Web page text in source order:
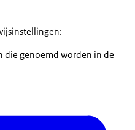
die genoemd worden in de